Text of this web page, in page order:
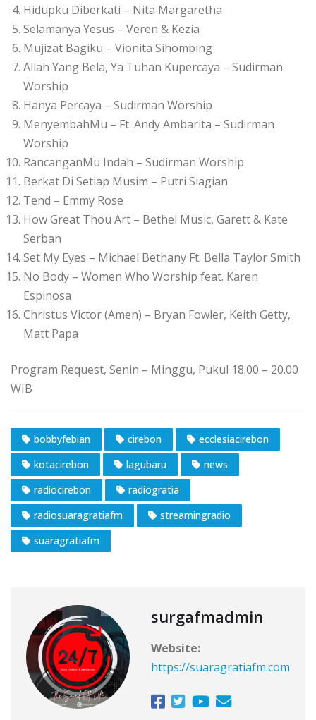
Hidupku Diberkati – Nita Margaretha
Selamanya Yesus – Veren & Kezia
Mujizat Bagiku – Vionita Sihombing
Allah Yang Bela, Ya Tuhan Kupercaya – Sudirman
Worship
Hanya Percaya – Sudirman Worship
MenyembahMu – Ft. Andy Ambarita – Sudirman
Worship
RancanganMu Indah – Sudirman Worship
Berkat Di Setiap Musim – Putri Siagian
Tend – Emmy Rose
How Great Thou Art – Bethel Music, Garett & Kate
Serban
Set My Eyes – Michael Bethany Ft. Bella Taylor Smith
No Body – Women Who Worship feat. Karen
Espinosa
Christus Victor (Amen) – Bryan Fowler, Keith Getty,
Matt Papa
Program Request, Senin – Minggu, Pukul 18.00 – 20.00
WIB
bobbyfebian cirebon
ecclesiacirebon
kotacirebon
lagubaru
news
radiocirebon
radiogratia
radiosuaragratiafm
streamingradio
suaragratiafm
surgafmadmin
Website:
https://suaragratiafm.com